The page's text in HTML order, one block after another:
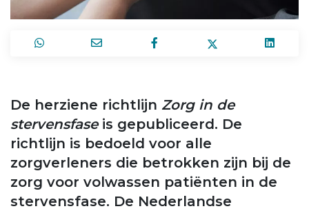
De herziene richtlijn Zorg in de
stervensfaseis gepubliceerd. De
richtlijn is bedoeld voor alle
zorgverleners die betrokken zijn bij de
zorg voor volwassen patiënten in de
stervensfase. De Nederlandse